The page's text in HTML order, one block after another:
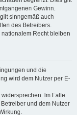
Gewinn.
sinngemäß auch
des Betreibers.
Recht bleiben
und die
wird dem Nutzer per E-
Im Falle
und dem Nutzer